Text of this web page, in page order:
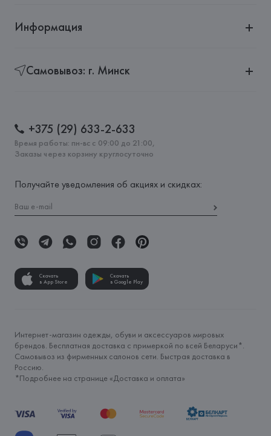
Информация
Самовывоз: г. Минск
+375 (29) 633-2-633
Время работы: пн-вс с 09:00 до 21:00,
Заказы через корзину круглосуточно
Получайте уведомления об акциях и скидках:
Скачать
в App Store
Скачать
в Google Play
Интернет-магазин одежды, обуви и аксессуаров мировых
брендов. Бесплатная доставка с примеркой по всей Беларуси*.
Самовывоз из фирменных салонов сети. Быстрая доставка в
Россию.
*Подробнее на странице «Доставка и оплата»